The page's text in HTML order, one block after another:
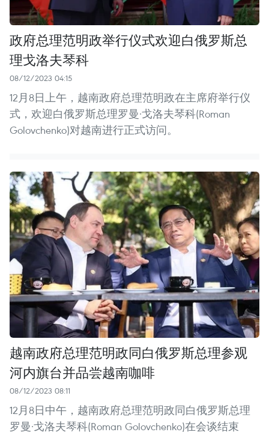
政府总理范明政举行仪式欢迎白俄罗斯总
理戈洛夫琴科
08/12/2023 04:15
12月8日上午，越南政府总理范明政在主席府举行仪
式，欢迎白俄罗斯总理罗曼·戈洛夫琴科(Roman
Golovchenko)对越南进行正式访问。
越南政府总理范明政同白俄罗斯总理参观
河内旗台并品尝越南咖啡
08/12/2023 08:11
12月8日中午，越南政府总理范明政同白俄罗斯总理
罗曼·戈洛夫琴科(Roman Golovchenko)在会谈结束